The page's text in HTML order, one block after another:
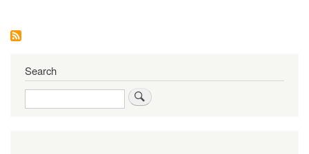
Search
Search